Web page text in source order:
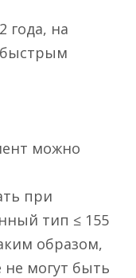
года, на
быстрым
можно
при
тип ≤ 155
образом,
могут быть